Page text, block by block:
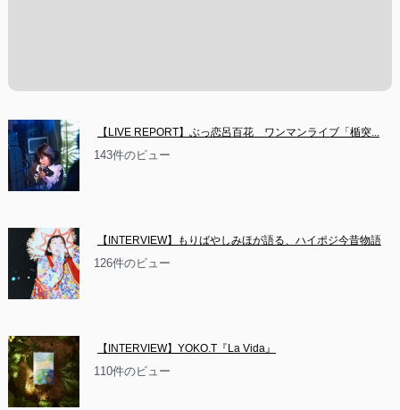
【LIVE REPORT】ぶっ恋呂百花　ワンマンライブ「楯突...
143件のビュー
【INTERVIEW】もりばやしみほが語る、ハイポジ今昔物語
126件のビュー
【INTERVIEW】YOKO.T『La Vida』
110件のビュー